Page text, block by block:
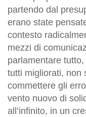
partendo dal
erano state
contesto
mezzi di
parlamentare
tutti migliorati, non
commettere gli
vento nuovo di
all’infinito, in un